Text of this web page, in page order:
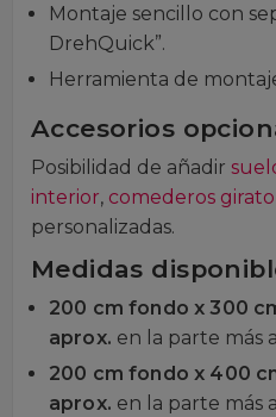
Montaje sencillo con
DrehQuick”.
Herramienta de
Accesorios
Posibilidad de añadir
interior, comederos
personalizadas.
Medidas
200 cm fondo x 300
aprox. en la parte más
200 cm fondo x 400
aprox. en la parte más